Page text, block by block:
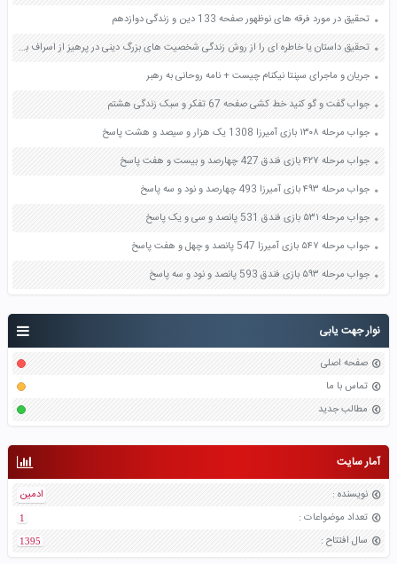
نوار جهت یابی
صفحه اصلی
تماس با ما
مطالب جدید
آمار سایت
نویسنده :
ادمین
تعداد موضواعات :
1
سال افتتاح :
1395
تحقیق در مورد فرقه های نوظهور صفحه 133 دین و زندگی دوازدهم
تحقیق داستان یا خاطره ای را از روش زندگی شخصیت های بزرگ دینی در پرهیز از اسراف بنویسید
جریان و ماجرای سپنتا نیکنام چیست + نامه روحانی به رهبر
جواب گفت و گو کنید خط کشی صفحه 67 تفکر و سبک زندگی هشتم
جواب مرحله ۱۳۰۸ بازی آمیرزا 1308 یک هزار و سیصد و هشت پاسخ
جواب مرحله ۴۲۷ بازی فندق 427 چهارصد و بیست و هفت پاسخ
جواب مرحله ۴۹۳ بازی آمیرزا 493 چهارصد و نود و سه پاسخ
جواب مرحله ۵۳۱ بازی فندق 531 پانصد و سی و یک پاسخ
جواب مرحله ۵۴۷ بازی آمیرزا 547 پانصد و چهل و هفت پاسخ
جواب مرحله ۵۹۳ بازی فندق 593 پانصد و نود و سه پاسخ